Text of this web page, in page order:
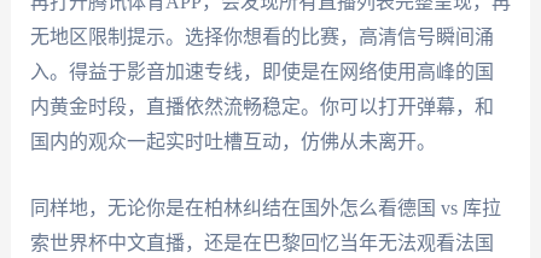
无地区限制提示。选择你想看的比赛，高清信号瞬间涌
入。得益于影音加速专线，即使是在网络使用高峰的国
内黄金时段，直播依然流畅稳定。你可以打开弹幕，和
国内的观众一起实时吐槽互动，仿佛从未离开。
同样地，无论你是在柏林纠结在国外怎么看德国 vs 库拉
索世界杯中文直播，还是在巴黎回忆当年无法观看法国